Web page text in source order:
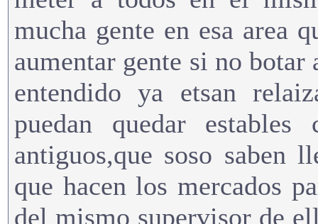
mucha gente en esa area
aumentar gente si no botar
entendido ya etsan
puedan quedar
antiguos,que soso saben
que hacen los mercados
del mismo supervisor de